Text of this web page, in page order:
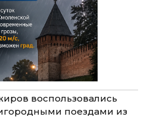
воспользовались
поездами из